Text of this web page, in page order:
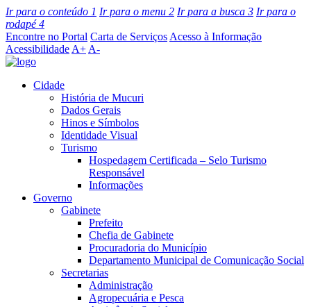
Ir para o conteúdo 1 Ir para o menu 2 Ir para a busca 3 Ir para o
rodapé4
Encontre no Portal Carta de Serviços Acesso à Informação
Acessibilidade A+ A-
Cidade
História de Mucuri
Dados Gerais
Hinos e Símbolos
Identidade Visual
Turismo
Hospedagem Certificada – Selo Turismo
Responsável
Informações
Governo
Gabinete
Prefeito
Chefia de Gabinete
Procuradoria do Município
Departamento Municipal de Comunicação Social
Secretarias
Administração
Agropecuária e Pesca